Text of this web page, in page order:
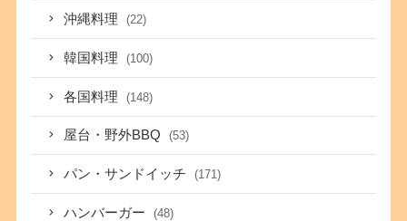
沖縄料理 (22)
韓国料理 (100)
各国料理 (148)
屋台・野外BBQ (53)
パン・サンドイッチ (171)
ハンバーガー (48)